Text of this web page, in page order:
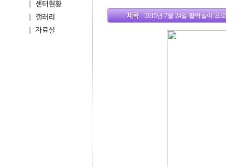
센터현황
갤러리
자료실
2015년 7월 24일 활력놀이 프